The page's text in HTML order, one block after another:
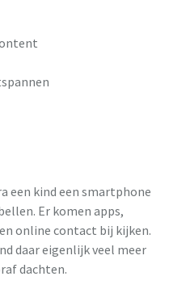
een kind een smartphone
Er komen apps,
online contact bij kijken.
daar eigenlijk veel meer
dachten.